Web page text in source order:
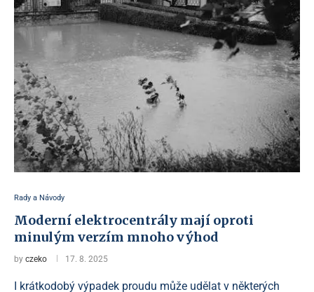
Rady a Návody
Moderní elektrocentrály mají oproti
minulým verzím mnoho výhod
by czeko 17. 8. 2025
I krátkodobý výpadek proudu může udělat v některých